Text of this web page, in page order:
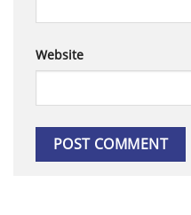
Website